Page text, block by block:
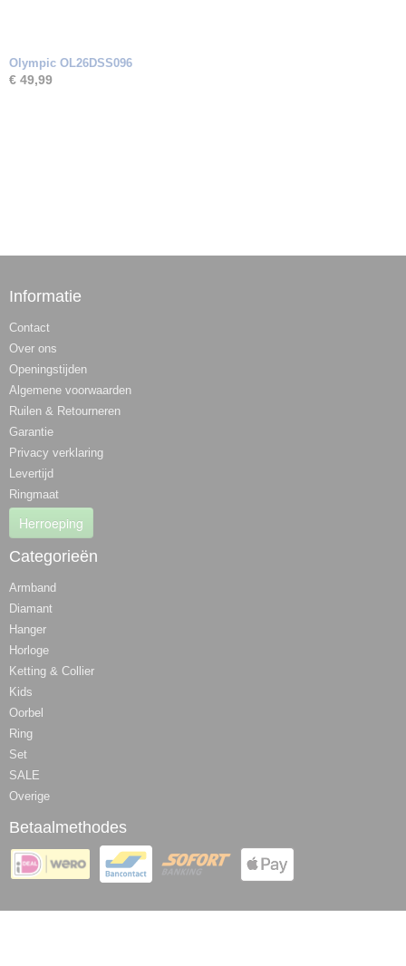
Olympic OL26DSS096
€ 49,99
Informatie
Contact
Over ons
Openingstijden
Algemene voorwaarden
Ruilen & Retourneren
Garantie
Privacy verklaring
Levertijd
Ringmaat
Herroeping
Categorieën
Armband
Diamant
Hanger
Horloge
Ketting & Collier
Kids
Oorbel
Ring
Set
SALE
Overige
Betaalmethodes